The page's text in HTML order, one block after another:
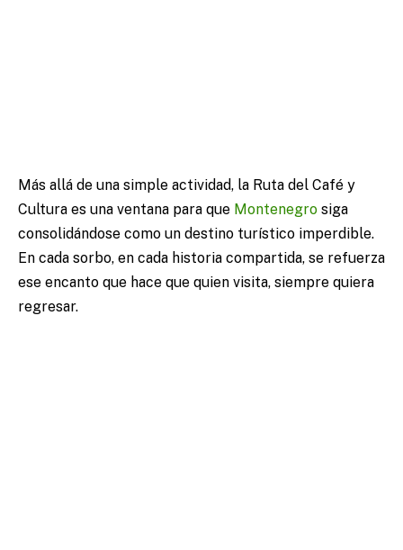
Más allá de una simple actividad, la Ruta del Café y
Cultura es una ventana para que Montenegro siga
consolidándose como un destino turístico imperdible.
En cada sorbo, en cada historia compartida, se refuerza
ese encanto que hace que quien visita, siempre quiera
regresar.